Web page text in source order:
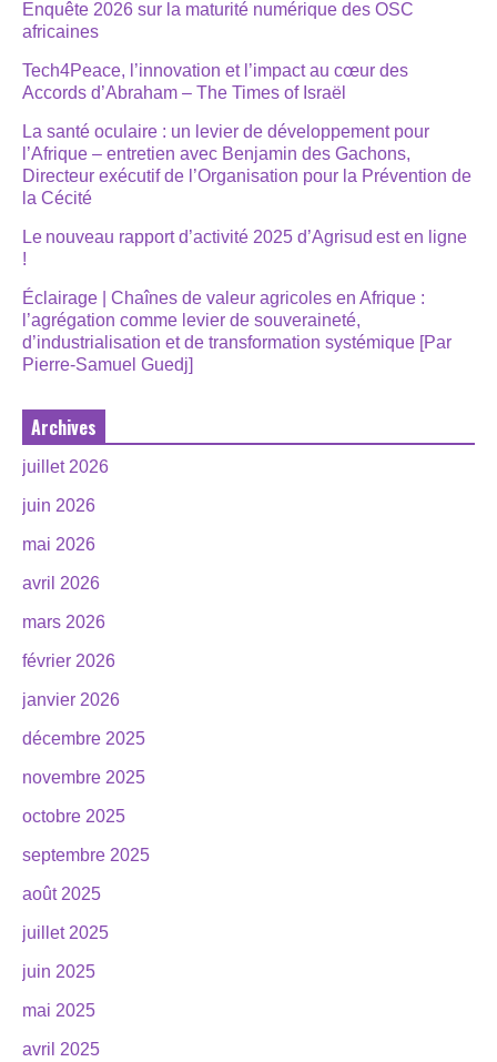
Enquête 2026 sur la maturité numérique des OSC
africaines
Tech4Peace, l’innovation et l’impact au cœur des
Accords d’Abraham – The Times of Israël
La santé oculaire : un levier de développement pour
l’Afrique – entretien avec Benjamin des Gachons,
Directeur exécutif de l’Organisation pour la Prévention de
la Cécité
Le nouveau rapport d’activité 2025 d’Agrisud est en ligne
!
Éclairage | Chaînes de valeur agricoles en Afrique :
l’agrégation comme levier de souveraineté,
d’industrialisation et de transformation systémique [Par
Pierre-Samuel Guedj]
Archives
juillet 2026
juin 2026
mai 2026
avril 2026
mars 2026
février 2026
janvier 2026
décembre 2025
novembre 2025
octobre 2025
septembre 2025
août 2025
juillet 2025
juin 2025
mai 2025
avril 2025